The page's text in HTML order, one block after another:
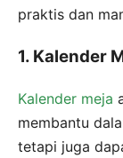
praktis dan
1. Kalender
Kalender meja
membantu
tetapi juga